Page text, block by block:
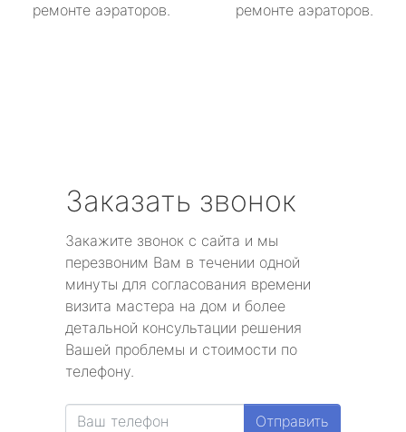
ремонте аэраторов.
ремонте аэраторов.
Заказать звонок
Закажите звонок с сайта и мы
перезвоним Вам в течении одной
минуты для согласования времени
визита мастера на дом и более
детальной консультации решения
Вашей проблемы и стоимости по
телефону.
Отправить